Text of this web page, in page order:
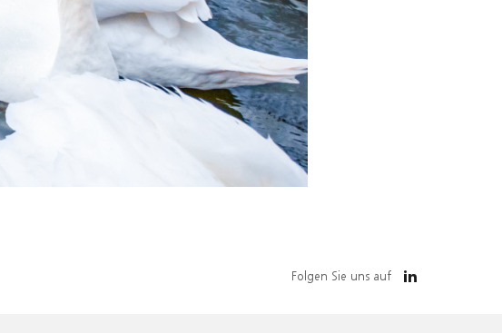
Folgen Sie uns auf